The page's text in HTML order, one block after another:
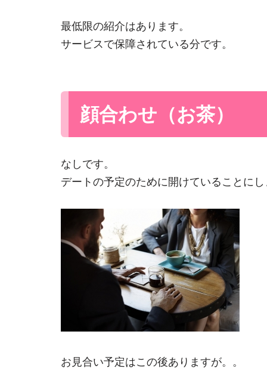
最低限の紹介はあります。
サービスで保障されている分です。
顔合わせ（お茶）
なしです。
デートの予定のために開けていることに
お見合い予定はこの後ありますが。。